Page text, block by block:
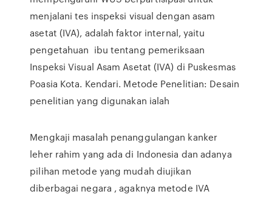
menjalani tes inspeksi visual dengan asam
asetat (IVA), adalah faktor internal, yaitu
pengetahuan ibu tentang pemeriksaan
Inspeksi Visual Asam Asetat (IVA) di Puskesmas
Poasia Kota. Kendari. Metode Penelitian: Desain
penelitian yang digunakan ialah
Mengkaji masalah penanggulangan kanker
leher rahim yang ada di Indonesia dan adanya
pilihan metode yang mudah diujikan
diberbagai negara , agaknya metode IVA